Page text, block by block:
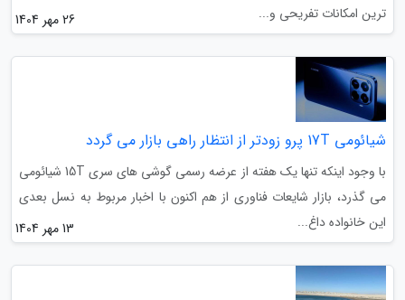
ترین امکانات تفریحی و...
26 مهر 1404
شیائومی 17T پرو زودتر از انتظار راهی بازار می گردد
با وجود اینکه تنها یک هفته از عرضه رسمی گوشی های سری 15T شیائومی
می گذرد، بازار شایعات فناوری از هم اکنون با اخبار مربوط به نسل بعدی
این خانواده داغ...
13 مهر 1404